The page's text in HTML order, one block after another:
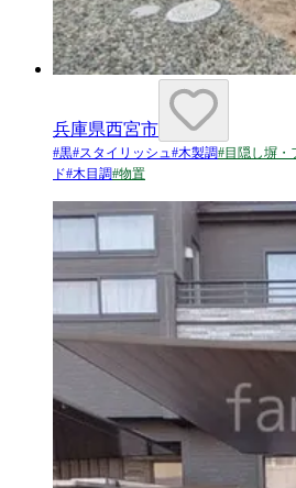
兵庫県西宮市
#黒#スタイリッシュ#木製調#目隠し塀・
ド#木目調#物置